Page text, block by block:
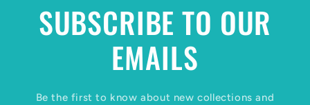
SUBSCRIBE TO OUR
EMAILS
Be the first to know about new collections and